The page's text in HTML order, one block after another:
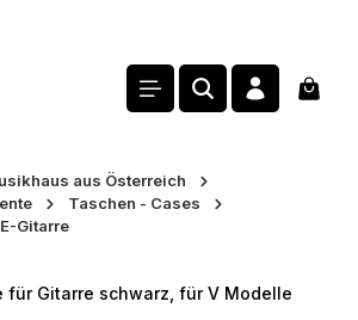
aus Österreich
Taschen - Cases
Gitarre